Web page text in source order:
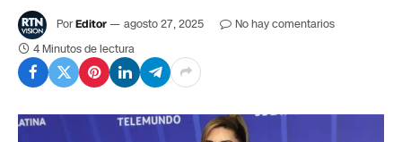
PorEditor agosto 27, 2025
No hay comentarios
4 Minutos de lectura